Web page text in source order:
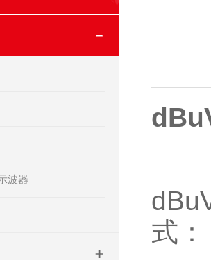
波器
式：